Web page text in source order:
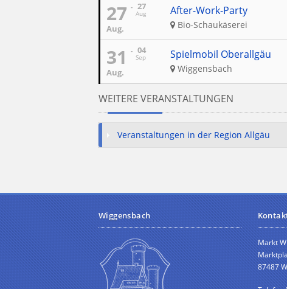
27
Aug
27
Aug.
After-Work-Party
Bio-Schaukäserei
04
Sep
31
Aug.
Spielmobil Oberallgäu
Wiggensbach
WEITERE VERANSTALTUNGEN
Veranstaltungen in der Region Allgäu
Wiggensbach
Markt
87487